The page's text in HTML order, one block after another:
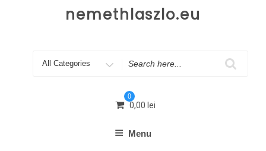
nemethlaszlo.eu
Search
0
0,00 lei
Menu